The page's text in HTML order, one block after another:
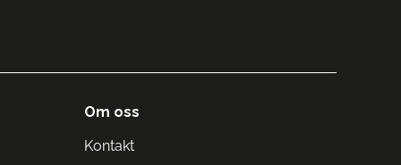
Om oss
Kontakt